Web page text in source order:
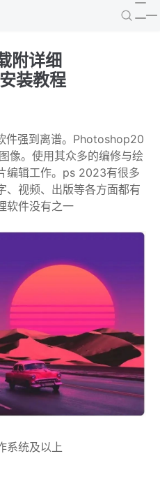
附详细
装教程
强到离谱。Photoshop20
像。使用其众多的编修与绘
编辑工作。ps 2023有很多
、视频、出版等各方面都有
软件没有之一
系统及以上